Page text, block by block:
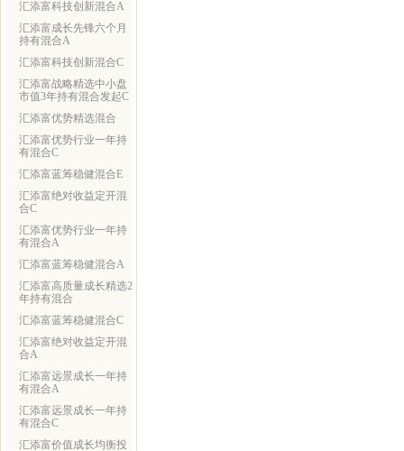
汇添富科技创新混合A
汇添富成长先锋六个月
持有混合A
汇添富科技创新混合C
汇添富战略精选中小盘
市值3年持有混合发起C
汇添富优势精选混合
汇添富优势行业一年持
有混合C
汇添富蓝筹稳健混合E
汇添富绝对收益定开混
合C
汇添富优势行业一年持
有混合A
汇添富蓝筹稳健混合A
汇添富高质量成长精选2
年持有混合
汇添富蓝筹稳健混合C
汇添富绝对收益定开混
合A
汇添富远景成长一年持
有混合A
汇添富远景成长一年持
有混合C
汇添富价值成长均衡投